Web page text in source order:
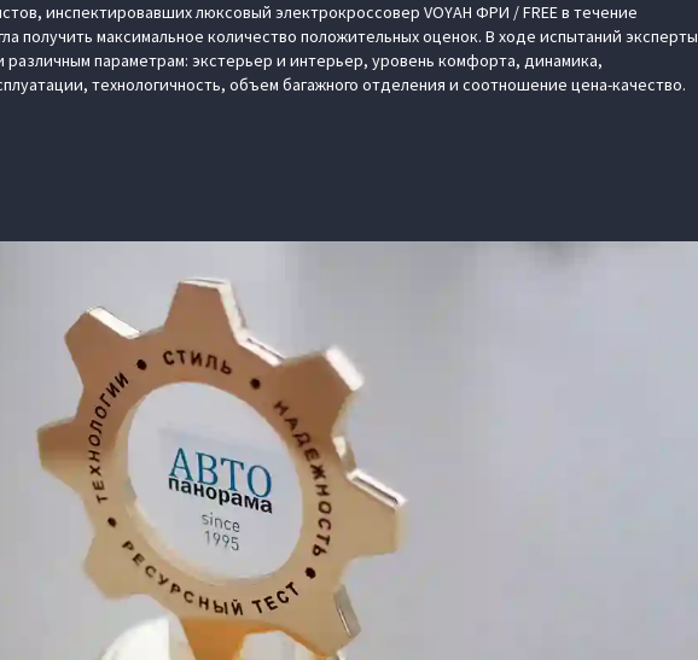
инспектировавших люксовый электрокроссовер VOYAH ФРИ / FREE в течение
получить максимальное количество положительных оценок. В ходе испытаний эксперты
параметрам: экстерьер и интерьер, уровень комфорта, динамика,
технологичность, объем багажного отделения и соотношение цена-качество.